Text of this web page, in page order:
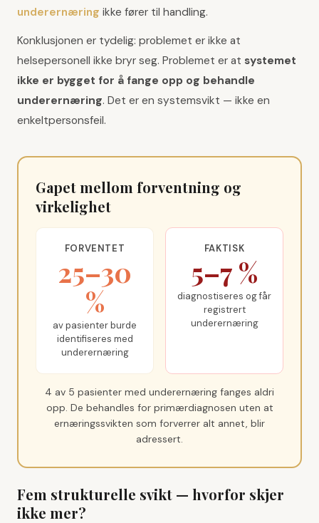
underernæring ikke fører til handling.
Konklusjonen er tydelig: problemet er ikke at
helsepersonell ikke bryr seg. Problemet er at systemet
ikke er bygget for å fange opp og behandle
underernæring. Det er en systemsvikt — ikke en
enkeltpersonsfeil.
Gapet mellom forventning og
virkelighet
FORVENTET
25–30
%
av pasienter burde
identifiseres med
underernæring
FAKTISK
5–7 %
diagnostiseres og får
registrert
underernæring
4 av 5 pasienter med underernæring fanges aldri
opp. De behandles for primærdiagnosen uten at
ernæringssvikten som forverrer alt annet, blir
adressert.
Fem strukturelle svikt — hvorfor skjer
ikke mer?